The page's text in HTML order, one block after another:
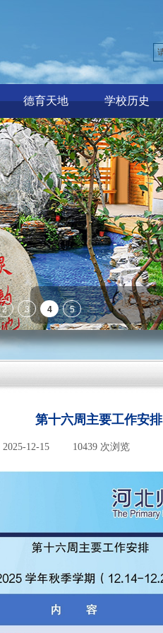
德育天地 学校历史
第十六周主要工作安排
2025-12-15 10439 次浏览